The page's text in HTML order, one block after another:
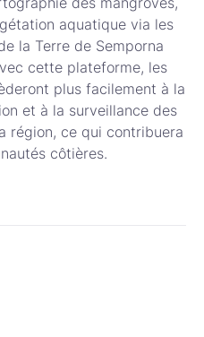
aquatique via les
la Terre de Semporna
cette plateforme, les
plus facilement à la
et à la surveillance des
région, ce qui contribuera
côtières.